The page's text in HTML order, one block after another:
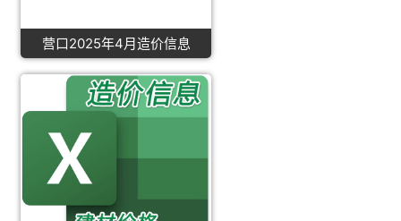
营口2025年4月造价信息